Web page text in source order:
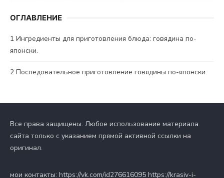
ОГЛАВЛЕНИЕ
1 Ингредиенты для приготовления блюда: говядина по-
японски.
2 Последовательное приготовление говядины по-японски.
Все права защищены. Любое использование материала
сайта только с указанием прямой активной ссылки на
оригинал.
мои контакты: https://vk.com/id276616095 https://krasiv-i-